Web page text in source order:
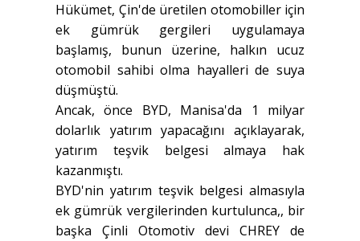
Hükümet, Çin'de üretilen otomobiller için
ek gümrük gergileri uygulamaya
başlamış, bunun üzerine, halkın ucuz
otomobil sahibi olma hayalleri de suya
düşmüştü.
Ancak, önce BYD, Manisa'da 1 milyar
dolarlık yatırım yapacağını açıklayarak,
yatırım teşvik belgesi almaya hak
kazanmıştı.
BYD'nin yatırım teşvik belgesi almasıyla
ek gümrük vergilerinden kurtulunca,, bir
başka Çinli Otomotiv devi CHREY de